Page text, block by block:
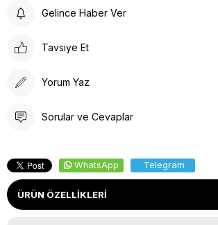
Gelince Haber Ver
Tavsiye Et
Yorum Yaz
Sorular ve Cevaplar
WhatsApp Telegram
ÜRÜN ÖZELLIKLERI